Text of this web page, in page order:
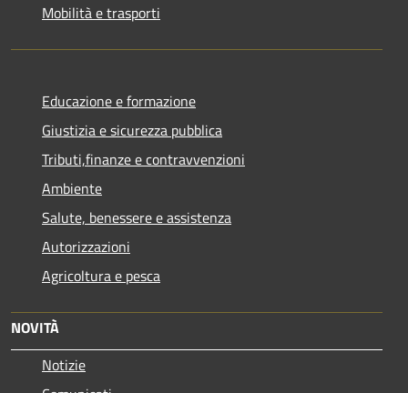
Mobilità e trasporti
Educazione e formazione
Giustizia e sicurezza pubblica
Tributi,finanze e contravvenzioni
Ambiente
Salute, benessere e assistenza
Autorizzazioni
Agricoltura e pesca
NOVITÀ
Notizie